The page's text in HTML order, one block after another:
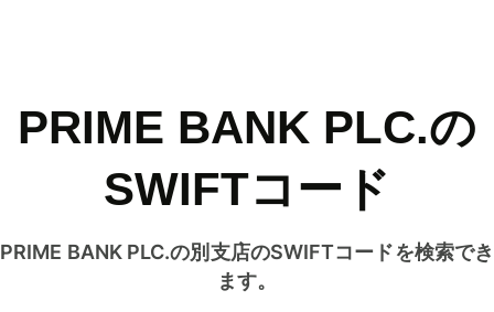
PRIME BANK PLC.の
SWIFTコード
PRIME BANK PLC.の別支店のSWIFTコードを検索でき
ます。